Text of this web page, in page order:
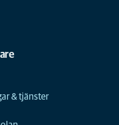
& tjänster